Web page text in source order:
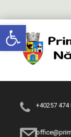
Deschide bara de unelte
+40257 474